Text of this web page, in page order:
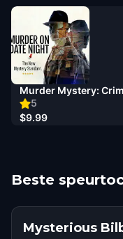
5
Murder Mystery:
$9.99
Beste
Mysterious